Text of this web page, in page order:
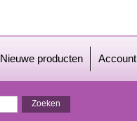
Nieuwe producten Account